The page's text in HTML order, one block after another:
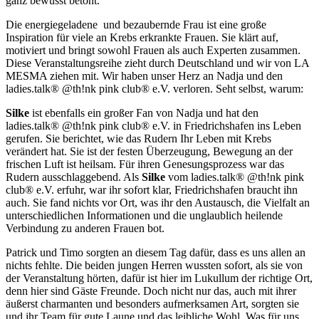
Die energiegeladene und bezaubernde Frau ist eine große
Inspiration für viele an Krebs erkrankte Frauen. Sie klärt auf,
motiviert und bringt sowohl Frauen als auch Experten zusammen.
Diese Veranstaltungsreihe zieht durch Deutschland und wir von LA
MESMA ziehen mit. Wir haben unser Herz an Nadja und den
ladies.talk® @th!nk pink club® e.V. verloren. Seht selbst, warum:
Silke ist ebenfalls ein großer Fan von Nadja und hat den
ladies.talk® @th!nk pink club® e.V. in Friedrichshafen ins Leben
gerufen. Sie berichtet, wie das Rudern Ihr Leben mit Krebs
verändert hat. Sie ist der festen Überzeugung, Bewegung an der
frischen Luft ist heilsam. Für ihren Genesungsprozess war das
Rudern ausschlaggebend. Als Silke vom ladies.talk® @th!nk pink
club® e.V. erfuhr, war ihr sofort klar, Friedrichshafen braucht ihn
auch. Sie fand nichts vor Ort, was ihr den Austausch, die Vielfalt an
unterschiedlichen Informationen und die unglaublich heilende
Verbindung zu anderen Frauen bot.
Patrick und Timo sorgten an diesem Tag dafür, dass es uns allen an
nichts fehlte. Die beiden jungen Herren wussten sofort, als sie von
der Veranstaltung hörten, dafür ist hier im Lukullum der richtige Ort,
denn hier sind Gäste Freunde. Doch nicht nur das, auch mit ihrer
äußerst charmanten und besonders aufmerksamen Art, sorgten sie